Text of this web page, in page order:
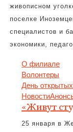
живописном
поселке
специалистов и
экономики,
О филиале
Волонтеры
День
Новости
«Живут
25 января в